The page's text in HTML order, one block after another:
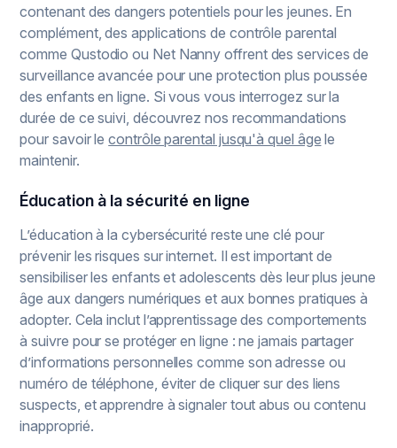
contenant des dangers potentiels pour les jeunes. En
complément, des applications de contrôle parental
comme Qustodio ou Net Nanny offrent des services de
surveillance avancée pour une protection plus poussée
des enfants en ligne. Si vous vous interrogez sur la
durée de ce suivi, découvrez nos recommandations
pour savoir lecontrôle parental jusqu'à quel âge le
maintenir.
Éducation à la sécurité en ligne
L’éducation à la cybersécurité reste une clé pour
prévenir les risques sur internet. Il est important de
sensibiliser les enfants et adolescents dès leur plus jeune
âge aux dangers numériques et aux bonnes pratiques à
adopter. Cela inclut l’apprentissage des comportements
à suivre pour se protéger en ligne : ne jamais partager
d’informations personnelles comme son adresse ou
numéro de téléphone, éviter de cliquer sur des liens
suspects, et apprendre à signaler tout abus ou contenu
inapproprié.